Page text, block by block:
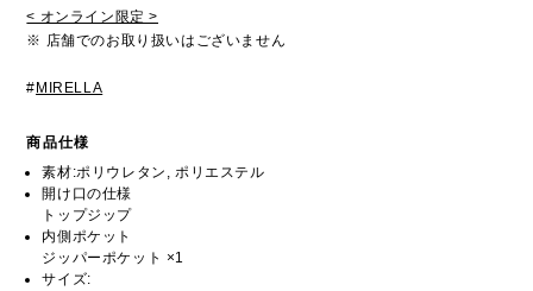
< オンライン限定 >
※ 店舗でのお取り扱いはございません
# MIRELLA
商品仕様
素材:ポリウレタン, ポリエステル
開け口の仕様
トップジップ
内側ポケット
ジッパーポケット ×1
サイズ: